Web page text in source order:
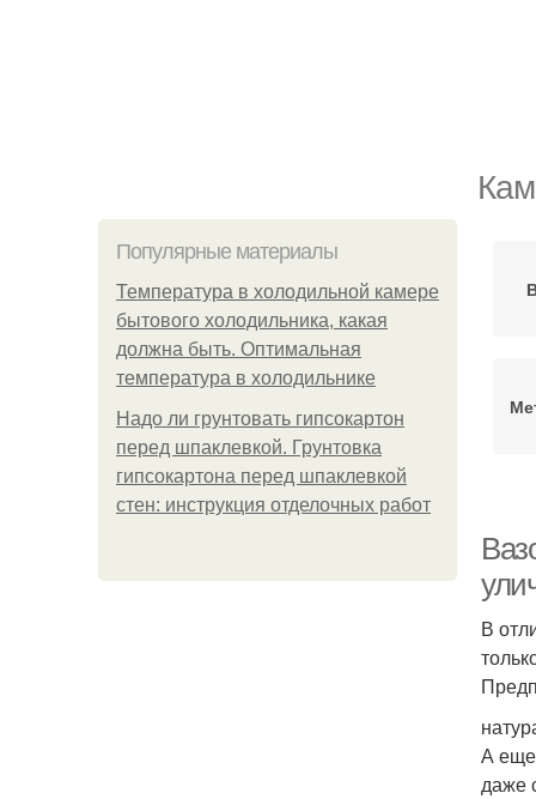
Популярные материалы
Температура в холодильной камере
бытового холодильника, какая
должна быть. Оптимальная
температура в холодильнике
Надо ли грунтовать гипсокартон
перед шпаклевкой. Грунтовка
гипсокартона перед шпаклевкой
стен: инструкция отделочных работ
В
А еще
даже